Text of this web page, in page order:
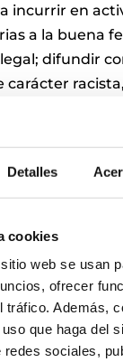
Detalles
cookies
web se usan
ofrecer
tráfico. Además,
que haga del
sociales,
incurrir en
a la buena
difundir
carácter
de apología
contra
y
y
PERICIAL
a
pago de una
que se